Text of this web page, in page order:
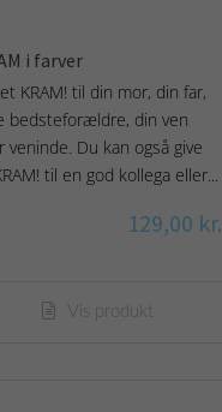
i farver
KRAM! til din mor, din far,
bedsteforældre, din ven
veninde. Du kan også give
til en god kollega eller...
129,00 kr.
Vis produkt